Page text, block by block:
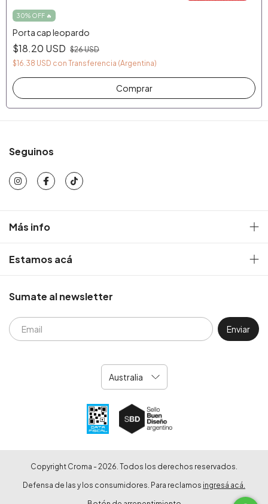
30% OFF 🔥
Porta cap leopardo
$18.20 USD $26 USD
$16.38 USD con Transferencia (Argentina)
Seguinos
Más info
Estamos acá
Sumate al newsletter
Copyright Croma - 2026. Todos los derechos reservados.
Defensa de las y los consumidores. Para reclamos ingresá acá.